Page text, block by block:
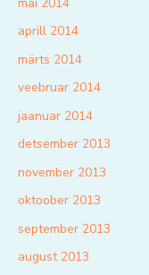
aprill 2014
märts 2014
veebruar 2014
jaanuar 2014
detsember 2013
november 2013
oktoober 2013
september 2013
august 2013